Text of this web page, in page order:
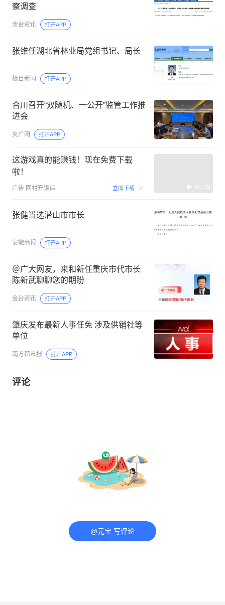
察调查
金台资讯 打开APP
张维任湖北省林业局党组书记、局长
极目新闻 打开APP
合川召开“双随机、一公开”监管工作推
进会
央广网 打开APP
这游戏真的能赚钱！现在免费下载
啦！
广告 回村开饭店 立即下载 00:29
张健当选潜山市市长
安徽商报 打开APP
＠广大网友，来和新任重庆市代市长
陈新武聊聊您的期盼
金台资讯 打开APP
肇庆发布最新人事任免 涉及供销社等
单位
南方都市报 打开APP
评论
@元宝 写评论